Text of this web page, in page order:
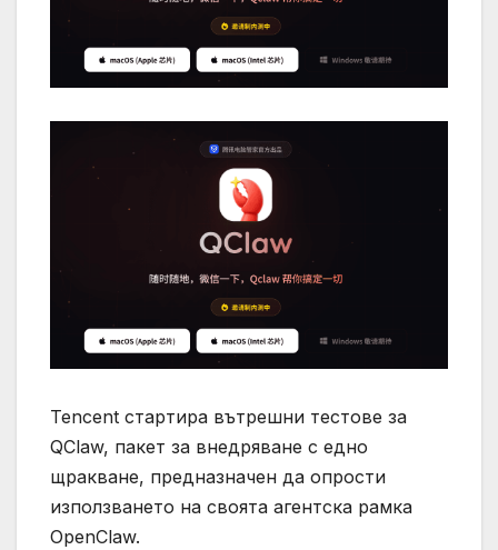
Tencent стартира вътрешни тестове за
QClaw, пакет за внедряване с едно
щракване, предназначен да опрости
използването на своята агентска рамка
OpenClaw.